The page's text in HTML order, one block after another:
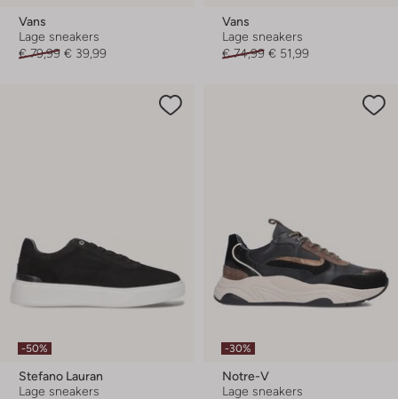
Vans
Lage sneakers
€ 79,99 € 39,99
Vans
Lage sneakers
€ 74,99 € 51,99
-50%
Stefano Lauran
Lage sneakers
-30%
Notre-V
Lage sneakers